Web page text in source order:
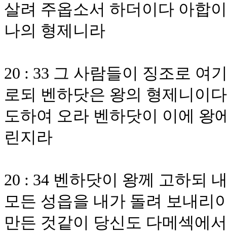
살려 주옵소서 하더이다 아합
나의 형제니라
20 : 33 그 사람들이 징조로 여
로되 벤하닷은 왕의 형제니이
도하여 오라 벤하닷이 이에 왕
린지라
20 : 34 벤하닷이 왕께 고하되
모든 성읍을 내가 돌려 보내리
만든 것같이 당신도 다메섹에